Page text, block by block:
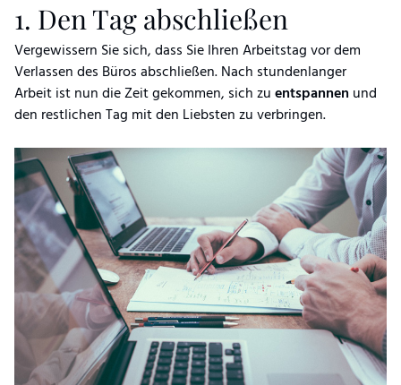
1. Den Tag abschließen
Vergewissern Sie sich, dass Sie Ihren Arbeitstag vor dem
Verlassen des Büros abschließen. Nach stundenlanger
Arbeit ist nun die Zeit gekommen, sich zuentspannen und
den restlichen Tag mit den Liebsten zu verbringen.